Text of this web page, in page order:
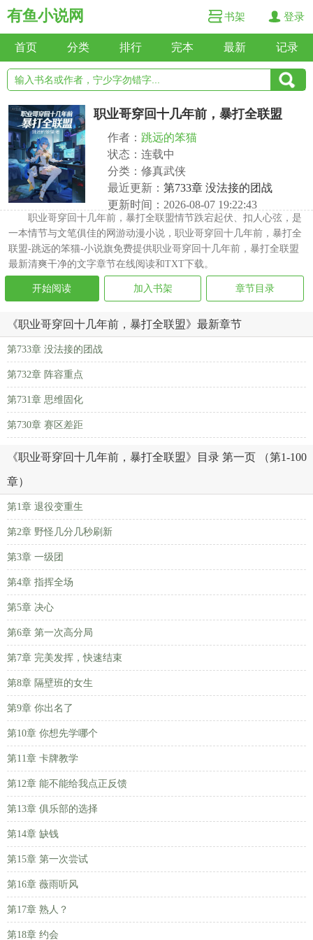
有鱼小说网 书架 登录
首页 分类 排行 完本 最新 记录
职业哥穿回十几年前，暴打全联盟
作者： 跳远的笨猫
状态：连载中
分类：修真武侠
最近更新： 第733章 没法接的团战
更新时间：2026-08-07 19:22:43
职业哥穿回十几年前，暴打全联盟情节跌宕起伏、扣人心弦，是
一本情节与文笔俱佳的网游动漫小说，职业哥穿回十几年前，暴打全
联盟-跳远的笨猫-小说旗免费提供职业哥穿回十几年前，暴打全联盟
最新清爽干净的文字章节在线阅读和TXT下载。
开始阅读 加入书架 章节目录
《职业哥穿回十几年前，暴打全联盟》最新章节
第733章 没法接的团战
第732章 阵容重点
第731章 思维固化
第730章 赛区差距
《职业哥穿回十几年前，暴打全联盟》目录 第一页 （第1-100
章）
第1章 退役变重生
第2章 野怪几分几秒刷新
第3章 一级团
第4章 指挥全场
第5章 决心
第6章 第一次高分局
第7章 完美发挥，快速结束
第8章 隔壁班的女生
第9章 你出名了
第10章 你想先学哪个
第11章 卡牌教学
第12章 能不能给我点正反馈
第13章 俱乐部的选择
第14章 缺钱
第15章 第一次尝试
第16章 薇雨听风
第17章 熟人？
第18章 约会